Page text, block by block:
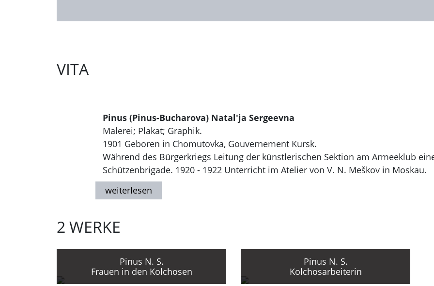
VITA
Pinus (Pinus-Bucharova) Natal'ja Sergeevna
Malerei; Plakat; Graphik.
1901 Geboren in Chomutovka, Gouvernement Kursk.
Während des Bürgerkriegs Leitung der künstlerischen Sektion am Armeeklub
Schützenbrigade. 1920 - 1922 Unterricht im Atelier von V. N. Meškov in Moskau.
1923 - 1930 Studium an den VChUTEMAS bzw. am VChUTEIN (mit
1920er - 1930er Jahre Ständige Tätigkeit im Bereich politisches Plakat; Gehört zu
Seit 1932 Teilnahme an nationalen und internationalen Ausstellungen.
Seit Ende 1930er Jahre Beschäftigung überwiegend mit Malerei.
1986 Gestorben in Moskau.
2 WERKE
Pinus N. S.
Frauen in den Kolchosen
Pinus N. S.
Kolchosarbeiterin